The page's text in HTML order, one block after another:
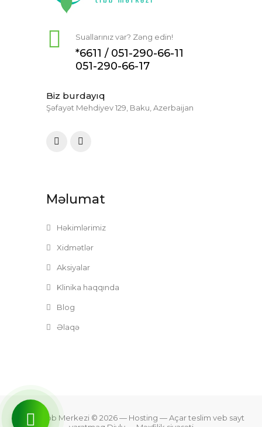
Suallarınız var? Zəng edin!
*6611 / 051-290-66-11
051-290-66-17
Biz burdayıq
Şəfayət Mehdiyev 129, Baku, Azerbaijan
Məlumat
Həkimlərimiz
Xidmətlər
Aksiyalar
Klinika haqqında
Blog
Əlaqə
Zefer Tibb Merkezi © 2026— Hosting —Açar teslim veb sayt